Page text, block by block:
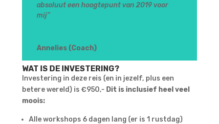
absoluut een hoogtepunt van 2019 voor
mij”
Annelies (Coach)
WAT IS DE INVESTERING?
Investering in deze reis (en in jezelf, plus een
betere wereld) is €950,- Dit is inclusief heel veel
moois:
Alle workshops 6 dagen lang (er is 1 rustdag)